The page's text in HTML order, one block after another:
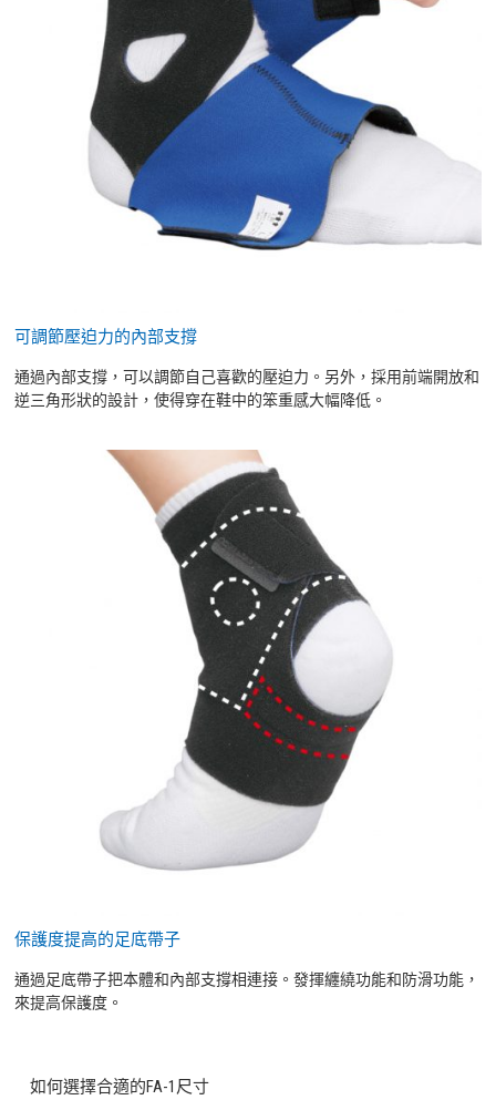
可調節壓迫力的內部支撐
通過內部支撐，可以調節自己喜歡的壓迫力。另外，採用前端開放和
逆三角形狀的設計，使得穿在鞋中的笨重感大幅降低。
保護度提高的足底帶子
通過足底帶子把本體和內部支撐相連接。發揮纏繞功能和防滑功能，
來提高保護度。
如何選擇合適的FA-1尺寸